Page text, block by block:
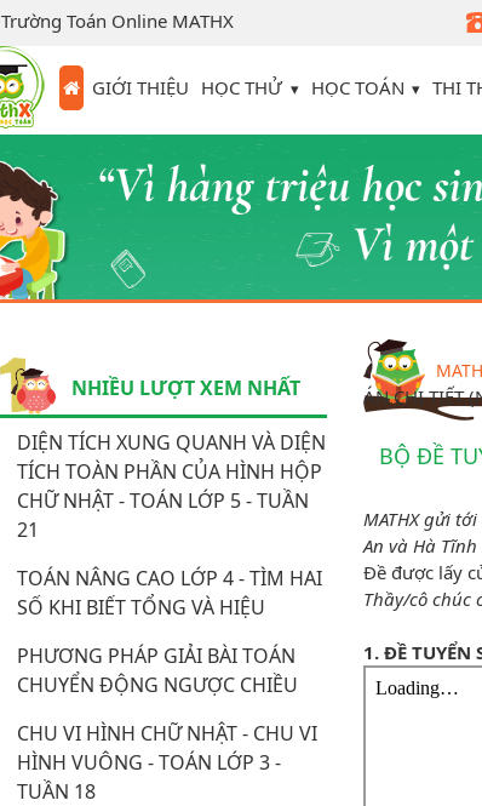
Trường Toán Online MATHX
GIỚI THIỆU HỌC THỬ HỌC TOÁN THI
NHIỀU LƯỢT XEM NHẤT
DIỆN TÍCH XUNG QUANH VÀ DIỆN
TÍCH TOÀN PHẦN CỦA HÌNH HỘP
CHỮ NHẬT - TOÁN LỚP 5 - TUẦN
21
TOÁN NÂNG CAO LỚP 4 - TÌM HAI
SỐ KHI BIẾT TỔNG VÀ HIỆU
PHƯƠNG PHÁP GIẢI BÀI TOÁN
CHUYỂN ĐỘNG NGƯỢC CHIỀU
CHU VI HÌNH CHỮ NHẬT - CHU VI
HÌNH VUÔNG - TOÁN LỚP 3 -
TUẦN 18
ÁN CHI TIẾT
BỘ ĐỀ
MATHX gửi
An và Hà
Đề được lấy
Thầy/cô chúc
1. ĐỀ TUYỂN